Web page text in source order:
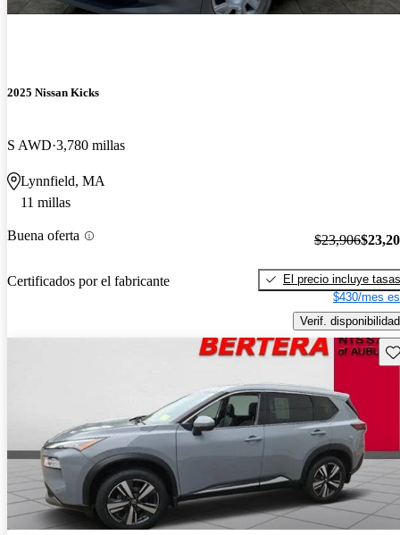
2025 Nissan Kicks
S AWD 3,780 millas
Lynnfield, MA
11 millas
Buena oferta
Certificados por el fabricante
$23,906
El precio incluye tasas
$430/mes
Verif. disponibilidad